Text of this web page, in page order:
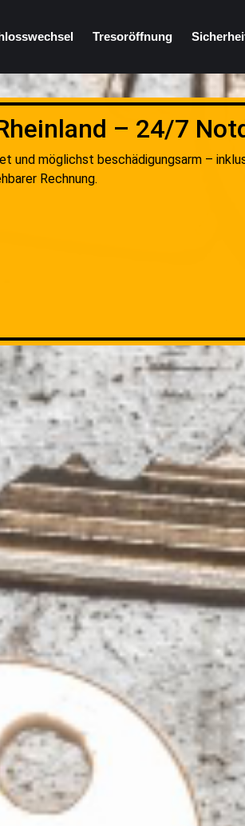
Tresoröffnung
– 24/7
und möglichst beschädigungsarm –
Rechnung.